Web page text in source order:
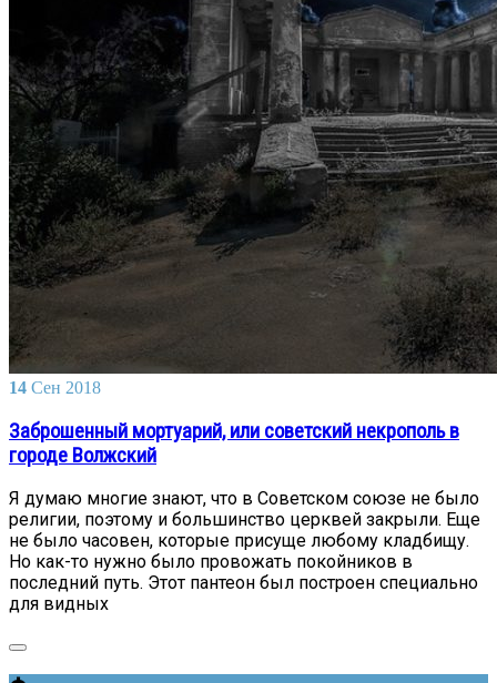
14 Сен 2018
Заброшенный мортуарий, или советский некрополь в
городе Волжский
Я думаю многие знают, что в Советском союзе не было
религии, поэтому и большинство церквей закрыли. Еще
не было часовен, которые присуще любому кладбищу.
Но как-то нужно было провожать покойников в
последний путь. Этот пантеон был построен специально
для видных